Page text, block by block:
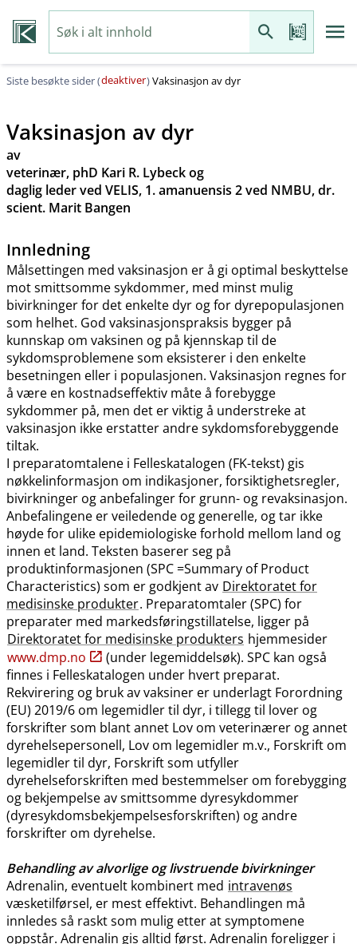
Siste besøkte sider (deaktiver)Vaksinasjon av dyr
Vaksinasjon av dyr
av
veterinær, phD Kari R. Lybeck og
daglig leder ved VELIS, 1. amanuensis 2 ved NMBU, dr.
scient. Marit Bangen
Innledning
Målsettingen med vaksinasjon er å gi optimal beskyttelse
mot smittsomme sykdommer, med minst mulig
bivirkninger for det enkelte dyr og for dyrepopulasjonen
som helhet. God vaksinasjonspraksis bygger på
kunnskap om vaksinen og på kjennskap til de
sykdomsproblemene som eksisterer i den enkelte
besetningen eller i populasjonen. Vaksinasjon regnes for
å være en kostnadseffektiv måte å forebygge
sykdommer på, men det er viktig å understreke at
vaksinasjon ikke erstatter andre sykdomsforebyggende
tiltak.
I preparatomtalene i Felleskatalogen (FK-tekst) gis
nøkkelinformasjon om indikasjoner, forsiktighetsregler,
bivirkninger og anbefalinger for grunn- og revaksinasjon.
Anbefalingene er veiledende og generelle, og tar ikke
høyde for ulike epidemiologiske forhold mellom land og
innen et land. Teksten baserer seg på
produktinformasjonen (SPC =Summary of Product
Characteristics) som er godkjent av Direktoratet for
medisinske produkter. Preparatomtaler (SPC) for
preparater med markedsføringstillatelse, ligger på
Direktoratet for medisinske produkters hjemmesider
www.dmp.no
(under legemiddelsøk). SPC kan også
finnes i Felleskatalogen under hvert preparat.
Rekvirering og bruk av vaksiner er underlagt Forordning
(EU) 2019/6 om legemidler til dyr, i tillegg til lover og
forskrifter som blant annet Lov om veterinærer og annet
dyrehelsepersonell, Lov om legemidler m.v., Forskrift om
legemidler til dyr, Forskrift som utfyller
dyrehelseforskriften med bestemmelser om forebygging
og bekjempelse av smittsomme dyresykdommer
(dyresykdomsbekjempelsesforskriften) og andre
forskrifter om dyrehelse.
Behandling av alvorlige og livstruende bivirkninger
Adrenalin, eventuelt kombinert med intravenøs
væsketilførsel, er mest effektivt. Behandlingen må
innledes så raskt som mulig etter at symptomene
oppstår. Adrenalin gis alltid først. Adrenalin foreligger i